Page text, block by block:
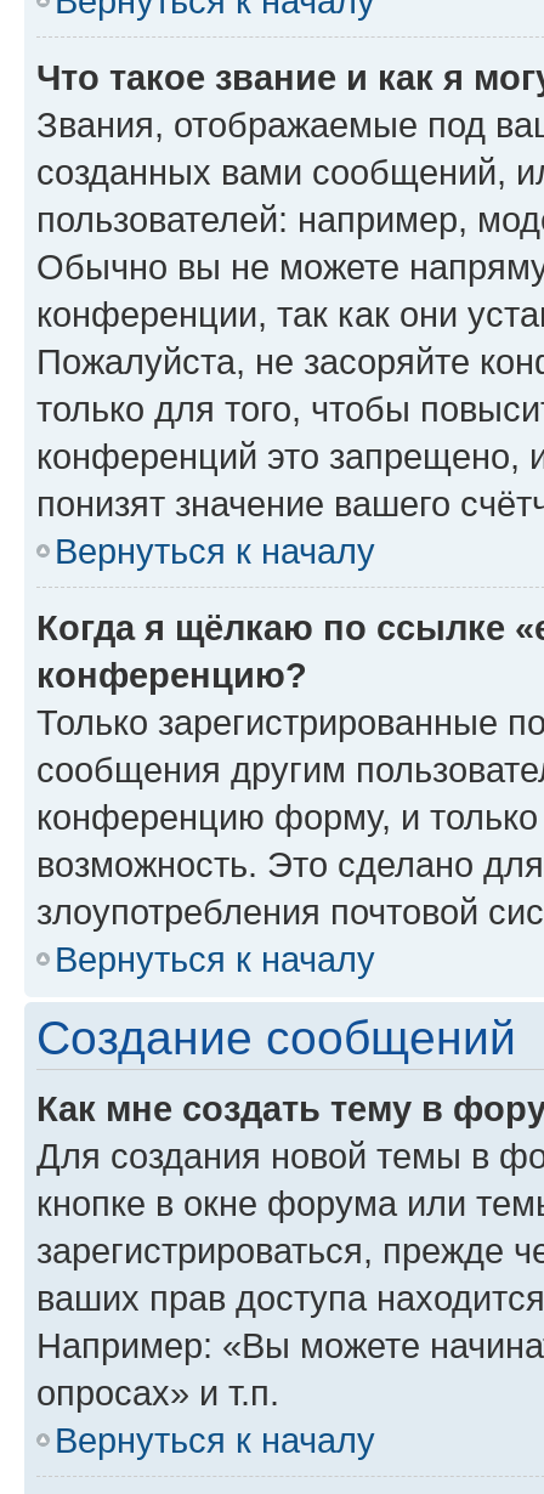
Что такое звание и как я
Звания, отображаемые под
созданных вами сообщений,
пользователей: например,
Обычно вы не можете
конференции, так как они
Пожалуйста, не засоряйте
только для того, чтобы
конференций это запрещено,
понизят значение вашего
Вернуться к началу
Когда я щёлкаю по ссылке
конференцию?
Только зарегистрированные
сообщения другим
конференцию форму, и
возможность. Это сделано
злоупотребления почтовой
Вернуться к началу
Создание сообщений
Как мне создать тему в
Для создания новой темы в
кнопке в окне форума или
зарегистрироваться, прежде
ваших прав доступа
Например: «Вы можете
опросах» и т.п.
Вернуться к началу